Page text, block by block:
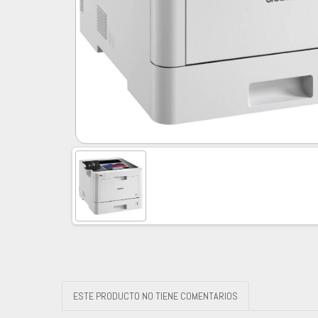
ESTE PRODUCTO NO TIENE COMENTARIOS